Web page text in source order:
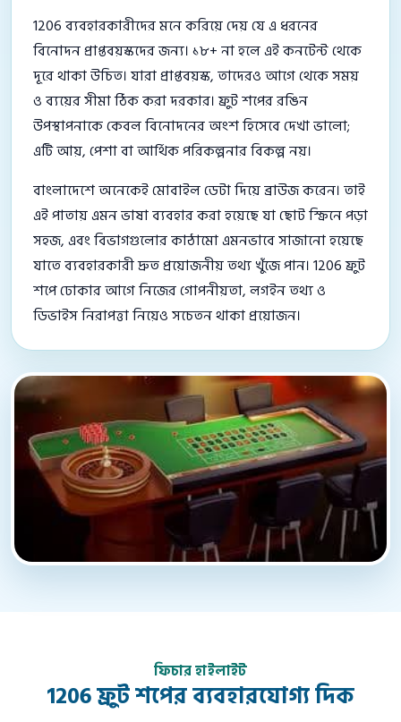
1206 ব্যবহারকারীদের মনে করিয়ে দেয় যে এ ধরনের
বিনোদন প্রাপ্তবয়স্কদের জন্য। ১৮+ না হলে এই কনটেন্ট থেকে
দূরে থাকা উচিত। যারা প্রাপ্তবয়স্ক, তাদেরও আগে থেকে সময়
ও ব্যয়ের সীমা ঠিক করা দরকার। ফ্রুট শপের রঙিন
উপস্থাপনাকে কেবল বিনোদনের অংশ হিসেবে দেখা ভালো;
এটি আয়, পেশা বা আর্থিক পরিকল্পনার বিকল্প নয়।
বাংলাদেশে অনেকেই মোবাইল ডেটা দিয়ে ব্রাউজ করেন। তাই
এই পাতায় এমন ভাষা ব্যবহার করা হয়েছে যা ছোট স্ক্রিনে পড়া
সহজ, এবং বিভাগগুলোর কাঠামো এমনভাবে সাজানো হয়েছে
যাতে ব্যবহারকারী দ্রুত প্রয়োজনীয় তথ্য খুঁজে পান। 1206 ফ্রুট
শপে ঢোকার আগে নিজের গোপনীয়তা, লগইন তথ্য ও
ডিভাইস নিরাপত্তা নিয়েও সচেতন থাকা প্রয়োজন।
ফিচার হাইলাইট
1206 ফ্রুট শপের ব্যবহারযোগ্য দিক